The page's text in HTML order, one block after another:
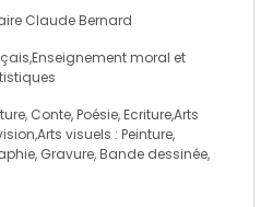
Claude Bernard
moral et
Conte, Poésie, Ecriture,Arts
visuels : Peinture,
Gravure, Bande dessinée,